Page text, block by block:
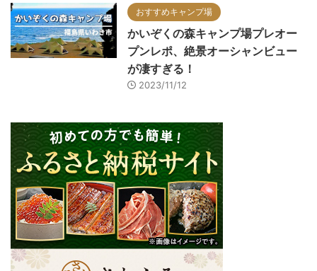
おすすめキャンプ場
かいぞくの森キャンプ場プレオー
プンレポ、絶景オーシャンビュー
が凄すぎる！
2023/11/12